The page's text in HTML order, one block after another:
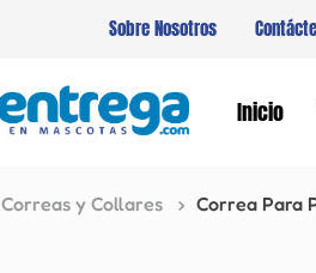
Sobre Nosotros
Inicio
Correas y Collares Correa Para